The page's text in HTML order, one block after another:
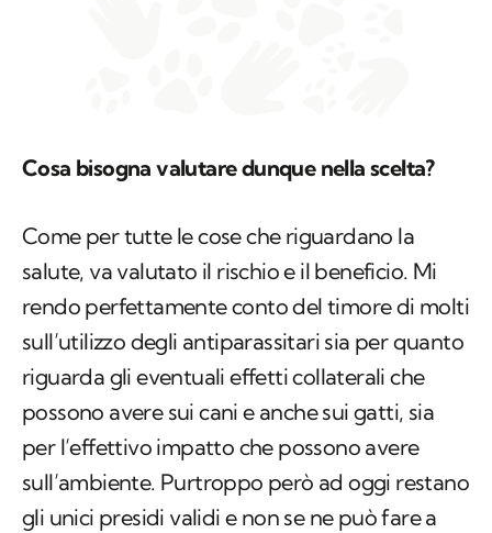
Cosa bisogna valutare dunque nella scelta?
Come per tutte le cose che riguardano la
salute, va valutato il rischio e il beneficio. Mi
rendo perfettamente conto del timore di molti
sull’utilizzo degli antiparassitari sia per quanto
riguarda gli eventuali effetti collaterali che
possono avere sui cani e anche sui gatti, sia
per l’effettivo impatto che possono avere
sull’ambiente. Purtroppo però ad oggi restano
gli unici presidi validi e non se ne può fare a